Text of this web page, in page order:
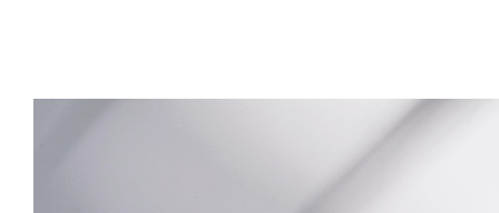
Pás BDSM